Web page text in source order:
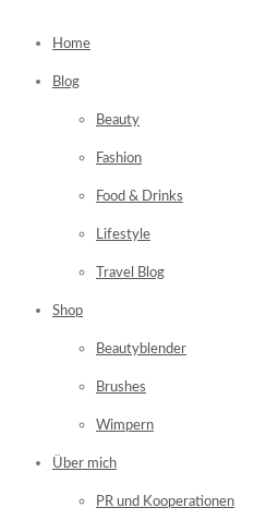
Home
Blog
Beauty
Fashion
Food & Drinks
Lifestyle
Travel Blog
Shop
Beautyblender
Brushes
Wimpern
Über mich
PR und Kooperationen